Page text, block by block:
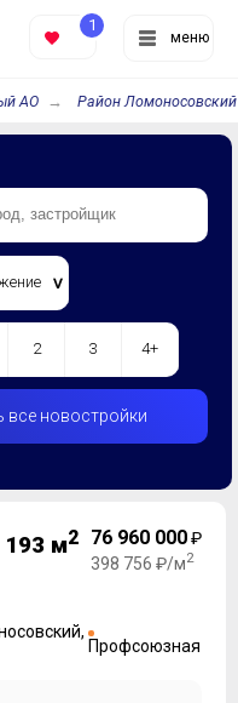
меню
1
АО Район Ломоносовский
2 3 4+
все новостройки
м2 76 960 000₽
398 756 ₽/м2
,
Профсоюзная